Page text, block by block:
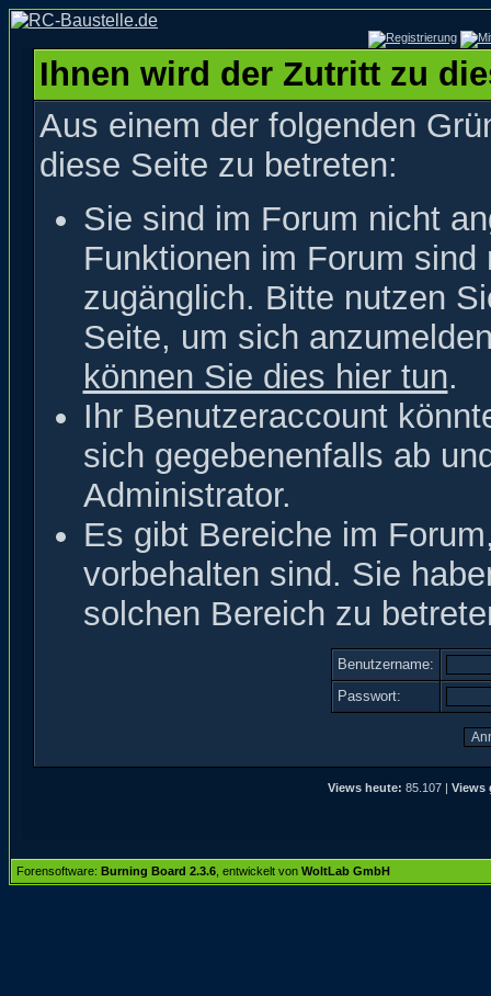
Ihnen wird der Zutritt zu
Aus einem der folgenden
diese Seite zu betreten:
Sie sind im Forum nicht
Funktionen im Forum
zugänglich. Bitte nutzen
Seite, um sich
können Sie dies hier tun.
Ihr Benutzeraccount
sich gegebenenfalls ab
Administrator.
Es gibt Bereiche im
vorbehalten sind. Sie
solchen Bereich zu
Benutzername:
Passwort:
Views heute: 85.107 | Views
Forensoftware: Burning Board 2.3.6 , entwickelt von WoltLab GmbH